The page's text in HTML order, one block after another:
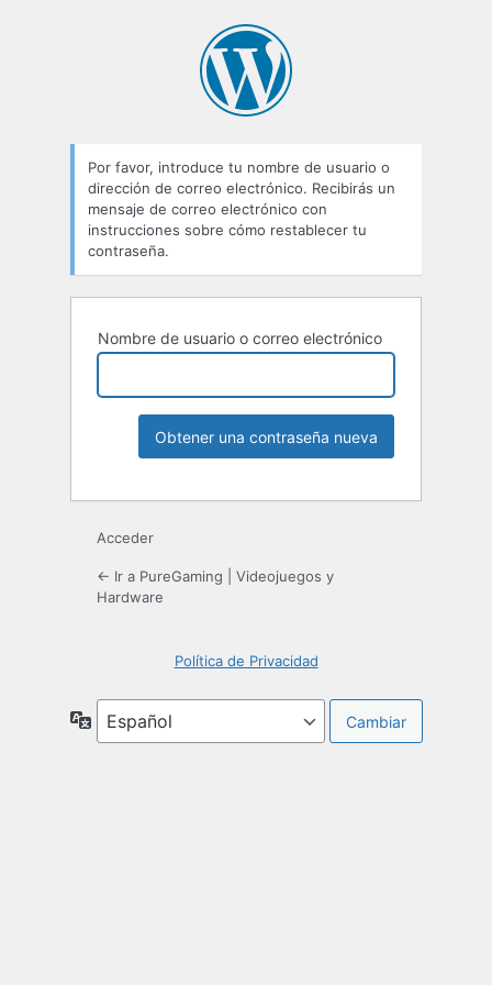
Por favor, introduce tu nombre de usuario o
dirección de correo electrónico. Recibirás un
mensaje de correo electrónico con
instrucciones sobre cómo restablecer tu
contraseña.
Nombre de usuario o correo electrónico
Acceder
← Ir a PureGaming | Videojuegos y
Hardware
Política de Privacidad
Idioma